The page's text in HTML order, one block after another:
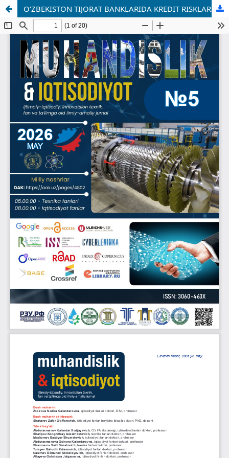
O‘ZBEKISTON TIJORAT BANKLARIDA KREDIT RISKLARINI BAHOLASHNING EKONOMETRIK MODELLARINI TAKOMILLASHTIRISH